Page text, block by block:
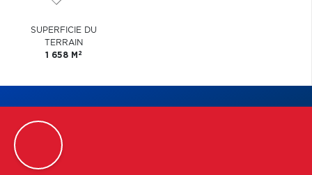
SUPERFICIE DU
TERRAIN
1 658 M 2